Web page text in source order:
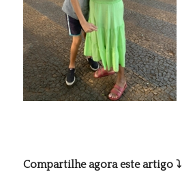
Compartilhe agora este artigo ⤵